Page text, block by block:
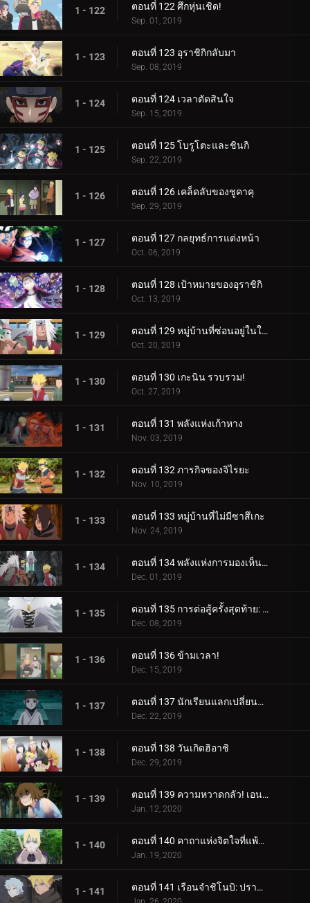
1 - 122 ตอนที่ 122 ศึกหุ่นเชิด!
Sep. 01, 2019
1 - 123 ตอนที่ 123 อุราชิกิกลับมา
Sep. 08, 2019
1 - 124 ตอนที่ 124 เวลาตัดสินใจ
Sep. 15, 2019
1 - 125 ตอนที่ 125 โบรูโตะและชินกิ
Sep. 22, 2019
1 - 126 ตอนที่ 126 เคล็ดลับของชูคาคุ
Sep. 29, 2019
1 - 127 ตอนที่ 127 กลยุทธ์การแต่งหน้า
Oct. 06, 2019
1 - 128 ตอนที่ 128 เป้าหมายของอุราชิกิ
Oct. 13, 2019
1 - 129 ตอนที่ 129 หมู่บ้านที่ซ่อนอยู่ในใบไม้
Oct. 20, 2019
1 - 130 ตอนที่ 130 เกะนิน รวบรวม!
Oct. 27, 2019
1 - 131 ตอนที่ 131 พลังแห่งเก้าหาง
Nov. 03, 2019
1 - 132 ตอนที่ 132 ภารกิจของจิไรยะ
Nov. 10, 2019
1 - 133 ตอนที่ 133 หมู่บ้านที่ไม่มีซาสึเกะ
Nov. 24, 2019
1 - 134 ตอนที่ 134 พลังแห่งการมองเห็นอนาคต
Dec. 01, 2019
1 - 135 ตอนที่ 135 การต่อสู้ครั้งสุดท้าย: อุราชิกิ
Dec. 08, 2019
1 - 136 ตอนที่ 136 ข้ามเวลา!
Dec. 15, 2019
1 - 137 ตอนที่ 137 นักเรียนแลกเปลี่ยนซามูไร
Dec. 22, 2019
1 - 138 ตอนที่ 138 วันเกิดฮิอาชิ
Dec. 29, 2019
1 - 139 ตอนที่ 139 ความหวาดกลัว! เอนโกะ โอนิคุมะ!
Jan. 12, 2020
1 - 140 ตอนที่ 140 คาถาแห่งจิตใจที่แพ้มันฝรั่งทอด
Jan. 19, 2020
1 - 141 ตอนที่ 141 เรือนจำชิโนบิ: ปราสาทโฮซึกิ